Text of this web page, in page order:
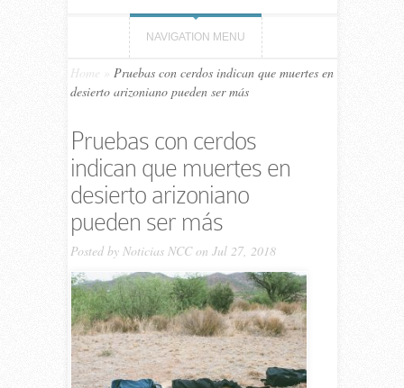
NAVIGATION MENU
Home
Pruebas con cerdos indican que muertes en
desierto arizoniano pueden ser más
Pruebas con cerdos
indican que muertes en
desierto arizoniano
pueden ser más
Posted by Noticias NCCon Jul 27, 2018